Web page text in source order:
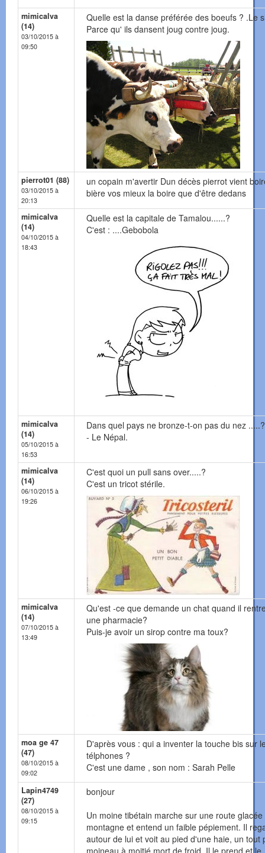
mimicalva
(14)
03/10/2015 à
09:50
Quelle est la danse préférée des boeufs ? .Le
Parce qu' ils dansent joug contre joug.
pierrot01 (88)
03/10/2015 à
20:13
un copain m'avertir Dun décès pierrot vient
bière vos mieux la boire que d'être dedans
mimicalva
(14)
04/10/2015 à
18:43
Quelle est la capitale de Tamalou......?
C'est : ....Gebobola
mimicalva
(14)
05/10/2015 à
16:53
Dans quel pays ne bronze-t-on pas du nez .....?
- Le Népal.
mimicalva
(14)
06/10/2015 à
19:26
C'est quoi un pull sans over.....?
C'est un tricot stérile.
mimicalva
(14)
07/10/2015 à
13:49
Qu'est -ce que demande un chat quand il
une pharmacie?
Puis-je avoir un sirop contre ma toux?
moa ge 47
(47)
08/10/2015 à
09:02
D'après vous : qui a inventer la touche bis sur
télphones ?
C'est une dame , son nom : Sarah Pelle
Lapin4749
(27)
08/10/2015 à
09:15
bonjour
Un moine tibétain marche sur une route glacée
montagne et entend un faible pépiement. Il
autour de lui et voit au pied d'une haie, un tout